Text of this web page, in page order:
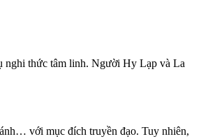
nghi thức tâm linh. Người Hy Lạp và La
với mục đích truyền đạo. Tuy nhiên,